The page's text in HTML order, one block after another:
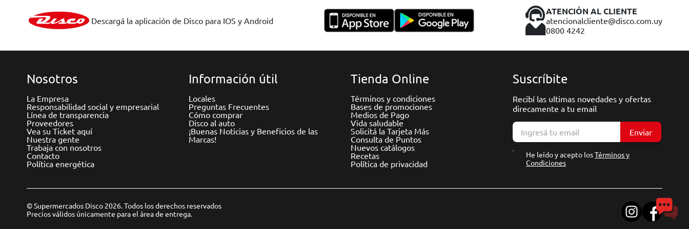
Descargá la aplicación de Disco para IOS y Android
ATENCIÓN AL CLIENTE
atencionalcliente@disco.com.uy
0800 4242
Nosotros
La Empresa
Responsabilidad social y empresarial
Línea de transparencia
Proveedores
Vea su Ticket aquí
Nuestra gente
Trabaja con nosotros
Contacto
Política energética
Información útil
Locales
Preguntas Frecuentes
Cómo comprar
Disco al auto
¡Buenas Noticias y Beneficios de las
Marcas!
Tienda Online
Términos y condiciones
Bases de promociones
Medios de Pago
Vida saludable
Solicitá la Tarjeta Más
Consulta de Puntos
Nuevos catálogos
Recetas
Política de privacidad
Suscríbite
Recibí las ultimas novedades y ofertas
direcamente a tu email
Enviar
He leído y acepto losTérminos y
Condiciones
© Supermercados Disco 2026. Todos los derechos reservados
Precios válidos únicamente para el área de entrega.